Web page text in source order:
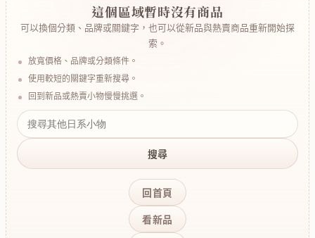
這個區域暫時沒有商品
可以換個分類、品牌或關鍵字，也可以從新品與熱賣商品重新開始探
索。
放寬價格、品牌或分類條件。
使用較短的關鍵字重新搜尋。
回到新品或熱賣小物慢慢挑選。
搜尋
回首頁
看新品